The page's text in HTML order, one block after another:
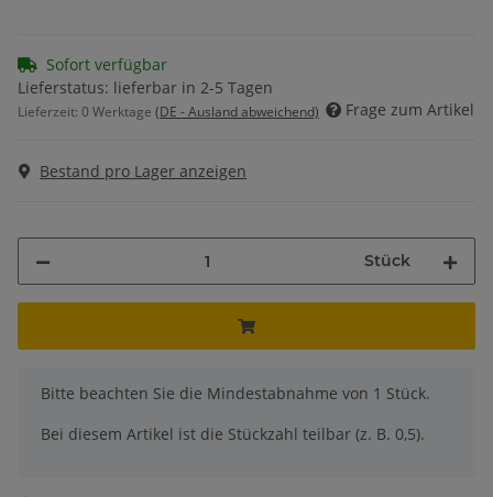
Sofort verfügbar
Lieferstatus: lieferbar in 2-5 Tagen
Lieferzeit: 0 Werktage (DE - Ausland abweichend) Frage zum Artikel
Bestand pro Lager anzeigen
Stück
x
Bitte beachten Sie die Mindestabnahme von 1 Stück.
Bei diesem Artikel ist die Stückzahl teilbar (z. B. 0,5).